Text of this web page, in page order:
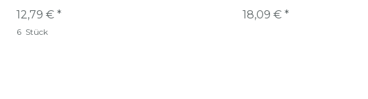
12,79 € *
6 Stück
18,09 € *